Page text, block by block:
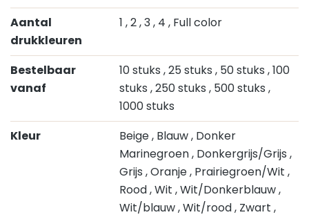
Aantal
drukkleuren
1 , 2, 3, 4 , Full color
Bestelbaar
vanaf
10 stuks , 25 stuks , 50 stuks , 100
stuks , 250 stuks , 500 stuks ,
1000 stuks
Kleur
Beige, Blauw, Donker
Marinegroen, Donkergrijs/Grijs ,
Grijs , Oranje, Prairiegroen/Wit ,
Rood, Wit , Wit/Donkerblauw,
Wit/blauw, Wit/rood, Zwart ,